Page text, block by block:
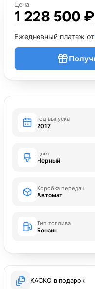
Цена
1 228 500 ₽
Ежедневный платеж от
Год выпуска
2017
Цвет
Черный
Коробка передач
Автомат
Тип топлива
Бензин
КАСКО в подарок